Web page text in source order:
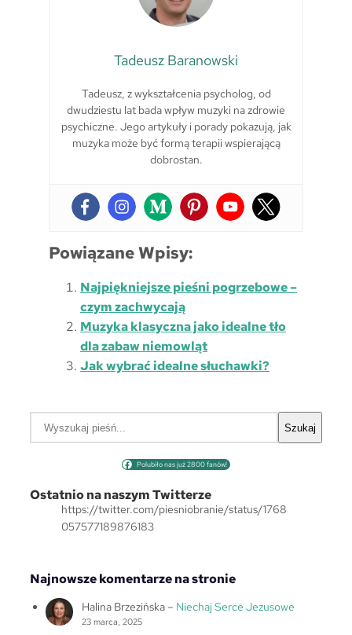
Tadeusz Baranowski
Tadeusz, z wykształcenia psycholog, od
dwudziestu lat bada wpływ muzyki na zdrowie
psychiczne. Jego artykuły i porady pokazują, jak
muzyka może być formą terapii wspierającą
dobrostan.
Powiązane Wpisy:
Najpiękniejsze pieśni pogrzebowe –
czym zachwycają
Muzyka klasyczna jako idealne tło
dla zabaw niemowląt
Jak wybrać idealne słuchawki?
a
Szukaj
Polubiło nas już 2800 fanów!
Ostatnio na naszym Twitterze
https://twitter.com/piesniobranie/status/1768
057577189876183
Najnowsze komentarze na stronie
Halina Brzezińska– Niechaj Serce Jezusowe
23 marca, 2025